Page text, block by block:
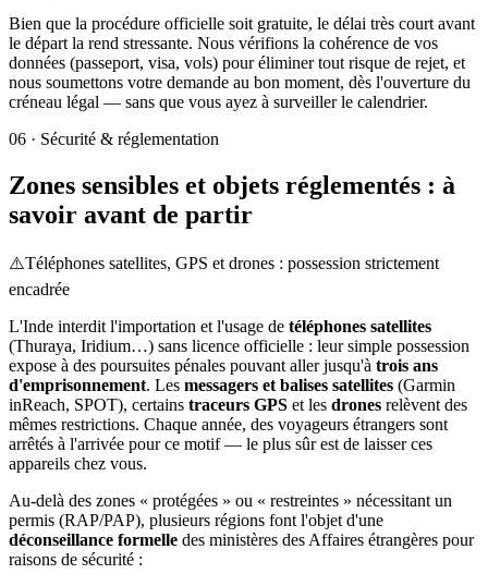
Bien que la procédure officielle soit gratuite, le délai très court avant
le départ la rend stressante. Nous vérifions la cohérence de vos
données (passeport, visa, vols) pour éliminer tout risque de rejet, et
nous soumettons votre demande au bon moment, dès l'ouverture du
créneau légal — sans que vous ayez à surveiller le calendrier.
06 · Sécurité & réglementation
Zones sensibles et objets réglementés : à
savoir avant de partir
⚠️Téléphones satellites, GPS et drones : possession strictement
encadrée
L'Inde interdit l'importation et l'usage de téléphones satellites
(Thuraya, Iridium…) sans licence officielle : leur simple possession
expose à des poursuites pénales pouvant aller jusqu'à trois ans
d'emprisonnement. Les messagers et balises satellites (Garmin
inReach, SPOT), certains traceurs GPS et les drones relèvent des
mêmes restrictions. Chaque année, des voyageurs étrangers sont
arrêtés à l'arrivée pour ce motif — le plus sûr est de laisser ces
appareils chez vous.
Au-delà des zones « protégées » ou « restreintes » nécessitant un
permis (RAP/PAP), plusieurs régions font l'objet d'une
déconseillance formelle des ministères des Affaires étrangères pour
raisons de sécurité :